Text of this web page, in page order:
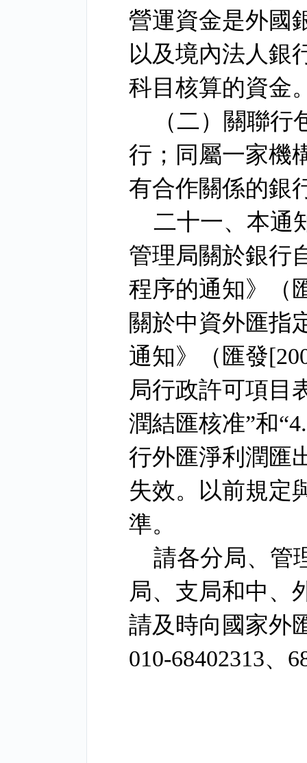
營運資金是外國
以及境內法人銀
科目核算的資金
（二）關聯
行；同屬一家機
有合作關係的銀
二十一、本通
管理局關於銀行
程序的通知》（
關於中資外匯指
通知》（匯發
局行政許可項目
潤結匯核准”和
行外匯淨利潤匯
失效。以前規定
準。
請各分局、管
局、支局和中、
請及時向國家外
010-68402313、